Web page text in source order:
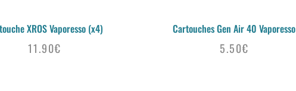
XROS Vaporesso (x4)
11.90€
Cartouches Gen Air 40 Vaporesso
5.50€